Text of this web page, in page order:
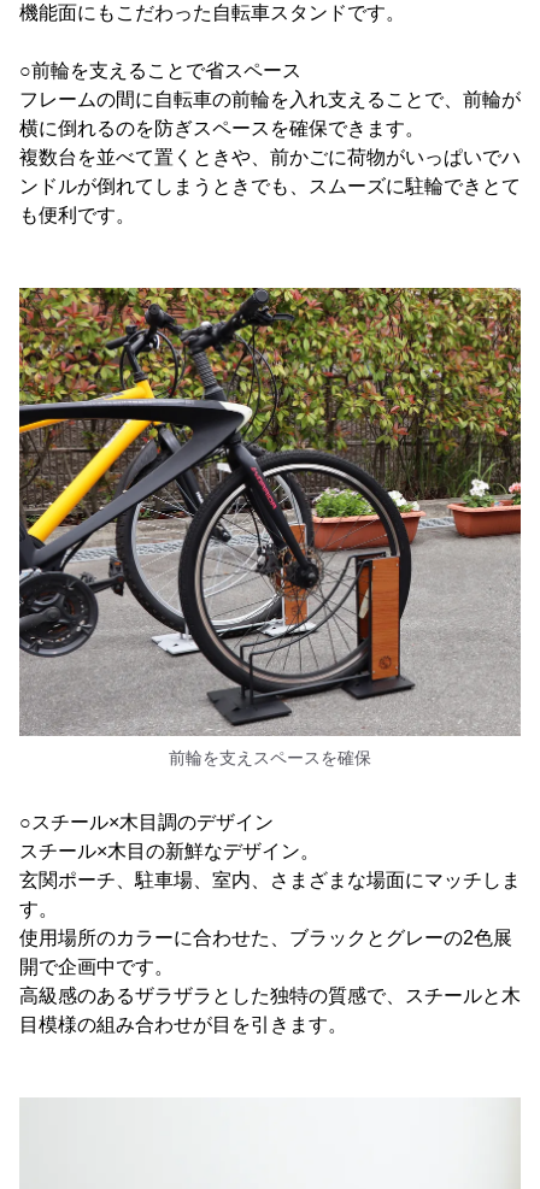
機能面にもこだわった自転車スタンドです。
○前輪を支えることで省スペース
フレームの間に自転車の前輪を入れ支えることで、前輪が
横に倒れるのを防ぎスペースを確保できます。
複数台を並べて置くときや、前かごに荷物がいっぱいでハ
ンドルが倒れてしまうときでも、スムーズに駐輪できとて
も便利です。
前輪を支えスペースを確保
○スチール×木目調のデザイン
スチール×木目の新鮮なデザイン。
玄関ポーチ、駐車場、室内、さまざまな場面にマッチしま
す。
使用場所のカラーに合わせた、ブラックとグレーの2色展
開で企画中です。
高級感のあるザラザラとした独特の質感で、スチールと木
目模様の組み合わせが目を引きます。